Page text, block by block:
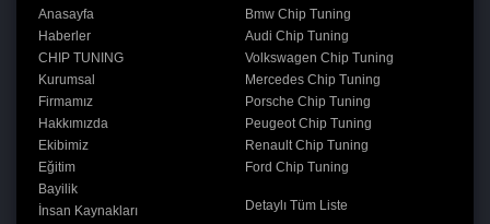
Anasayfa
Haberler
CHIP TUNING
Kurumsal
Firmamız
Hakkımızda
Ekibimiz
Eğitim
Bayilik
İnsan Kaynakları
Bmw Chip Tuning
Audi Chip Tuning
Volkswagen Chip Tuning
Mercedes Chip Tuning
Porsche Chip Tuning
Peugeot Chip Tuning
Renault Chip Tuning
Ford Chip Tuning
Detaylı Tüm Liste